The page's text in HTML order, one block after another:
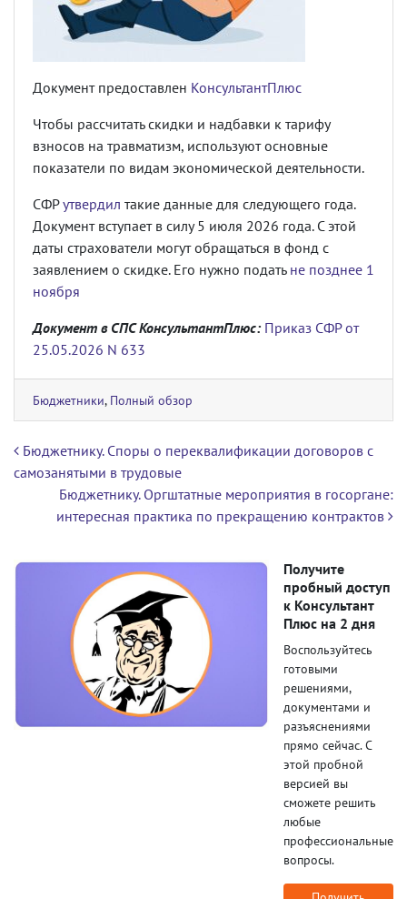
Документ предоставлен КонсультантПлюс
Чтобы рассчитать скидки и надбавки к тарифу
взносов на травматизм, используют основные
показатели по видам экономической деятельности.
СФРутвердил такие данные для следующего года.
Документ вступает в силу 5 июля 2026 года. С этой
даты страхователи могут обращаться в фонд с
заявлением о скидке. Его нужно подать не позднее 1
ноября
Документ в СПС КонсультантПлюс: Приказ СФР от
25.05.2026 N 633
Бюджетники, Полный обзор
Навигация по записям
Бюджетнику. Cпоры о переквалификации договоров с
самозанятыми в трудовые
Бюджетнику. Оргштатные мероприятия в госоргане:
интересная практика по прекращению контрактов
Получите
пробный доступ
к Консультант
Плюс на 2 дня
Воспользуйтесь
готовыми
решениями,
документами и
разъяснениями
прямо сейчас. С
этой пробной
версией вы
сможете решить
любые
профессиональные
вопросы.